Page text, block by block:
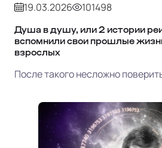
19.03.2026 101498
Душа в душу, или 2 истории
вспомнили свои прошлые
взрослых
После такого несложно